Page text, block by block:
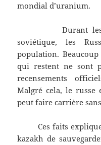
mondial d’uranium.
Durant les
soviétique, les
population.
qui restent ne sont
recensements
Malgré cela, le
peut faire carrière
Ces faits
kazakh de